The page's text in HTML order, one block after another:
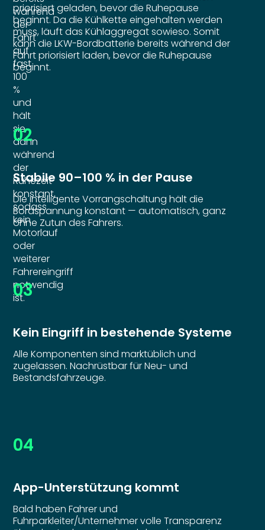
während
der
Fahrt
auf
fast
100
%
und
hält
sie
dann
während
der
Ruhezeit
konstant,
sodass
kein
Motorlauf
oder
weiterer
Fahrereingriff
notwendig
ist.
priorisiert geladen, bevor die Ruhepause
beginnt. Da die Kühlkette eingehalten werden
muss, läuft das Kühlaggregat sowieso. Somit
kann die LKW-Bordbatterie bereits während der
Fahrt priorisiert laden, bevor die Ruhepause
beginnt.
02
Stabile 90–100 % in der Pause
Die intelligente Vorrangschaltung hält die
Bordspannung konstant — automatisch, ganz
ohne Zutun des Fahrers.
03
Kein Eingriff in bestehende Systeme
Alle Komponenten sind marktüblich und
zugelassen. Nachrüstbar für Neu- und
Bestandsfahrzeuge.
04
App-Unterstützung kommt
Bald haben Fahrer und
Fuhrparkleiter/Unternehmer volle Transparenz